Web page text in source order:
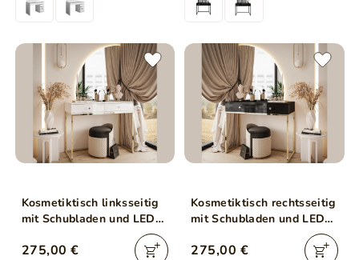
Kosmetiktisch linksseitig
mit Schubladen und LED-
Beleuchtung auf goldenen
Beinen Clarette Weiß
275,00 €
Kosmetiktisch rechtsseitig
mit Schubladen und LED-
Beleuchtung auf goldenen
Beinen Clarette Schwarz
275,00 €